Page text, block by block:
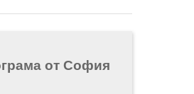
от София